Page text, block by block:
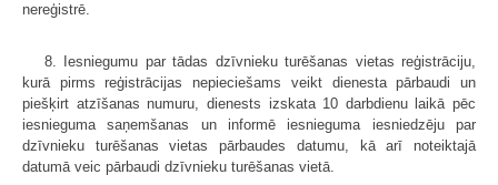
nereģistrē.
8. Iesniegumu par tādas dzīvnieku turēšanas vietas reģistrāciju,
kurā pirms reģistrācijas nepieciešams veikt dienesta pārbaudi un
piešķirt atzīšanas numuru, dienests izskata 10 darbdienu laikā pēc
iesnieguma saņemšanas un informē iesnieguma iesniedzēju par
dzīvnieku turēšanas vietas pārbaudes datumu, kā arī noteiktajā
datumā veic pārbaudi dzīvnieku turēšanas vietā.